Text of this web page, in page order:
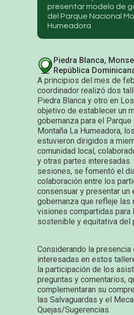
presentar modelo de
del Parque Nacional
Humeadora
Piedra Blanca,
República
A principios del mes de
coordinador realizó dos
Piedra Blanca y otro en
objetivo de establecer un
gobernanza para el Parque
Montaña La Humeadora,
estuvieron dirigidos a
comunidad local,
y otras partes interesadas.
sesiones, se fomentó el
colaboración entre los
consensuar y presentar un
gobernanza que refleje las
visiones compartidas para
sostenible y equitativa del
Considerando la presencia
interesadas en estos
la participación de los
preguntas y comentarios,
complementaran su
las Salvaguardas y el
Quejas/Sugerencias.